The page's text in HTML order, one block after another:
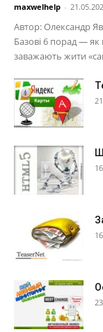
maxwelhelp -
Автор: Олександр
Базові 6 порад —
заважають жити